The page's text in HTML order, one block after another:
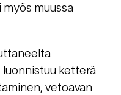
muussa
ketterä
vetoavan